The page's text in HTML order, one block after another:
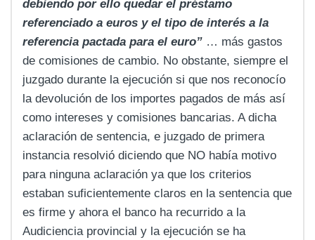
debiendo por ello quedar el préstamo
referenciado a euros y el tipo de interés a la
referencia pactada para el euro” … más gastos
de comisiones de cambio. No obstante, siempre el
juzgado durante la ejecución si que nos reconocío
la devolución de los importes pagados de más así
como intereses y comisiones bancarias. A dicha
aclaración de sentencia, e juzgado de primera
instancia resolvió diciendo que NO había motivo
para ninguna aclaración ya que los criterios
estaban suficientemente claros en la sentencia que
es firme y ahora el banco ha recurrido a la
Audiciencia provincial y la ejecución se ha